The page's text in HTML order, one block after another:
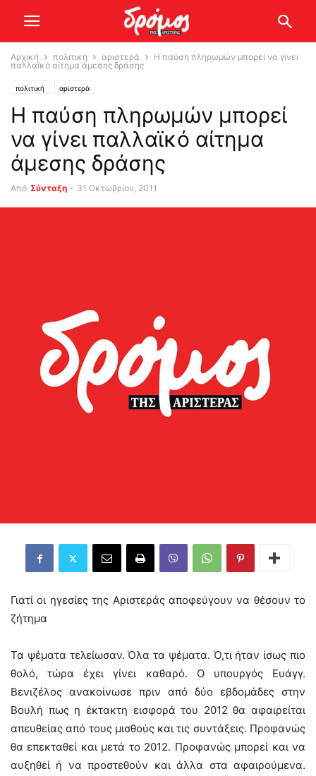
Αρχική πολιτική αριστερά
Η παύση πληρωμών μπορεί να γίνει
παλλαϊκό αίτημα άμεσης δράσης
πολιτική αριστερά
Η παύση πληρωμών μπορεί
να γίνει παλλαϊκό αίτημα
άμεσης δράσης
Από Σύνταξη - 31 Οκτωβρίου, 2011
Γιατί οι ηγεσίες της Αριστεράς αποφεύγουν να θέσουν το
ζήτημα
Τα ψέματα τελείωσαν. Όλα τα ψέματα. Ό,τι ήταν ίσως πιο
θολό, τώρα έχει γίνει καθαρό. Ο υπουργός Ευάγγ.
Βενιζέλος ανακοίνωσε πριν από δύο εβδομάδες στην
Βουλή πως η έκτακτη εισφορά του 2012 θα αφαιρείται
απευθείας από τους μισθούς και τις συντάξεις. Προφανώς
θα επεκταθεί και μετά το 2012. Προφανώς μπορεί και να
αυξηθεί ή να προστεθούν και άλλα στα αφαιρούμενα.